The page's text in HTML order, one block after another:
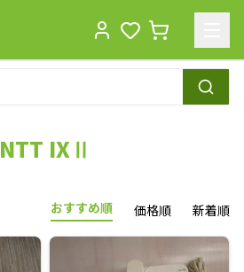
NTT IXⅡ
おすすめ順 価格順 新着順